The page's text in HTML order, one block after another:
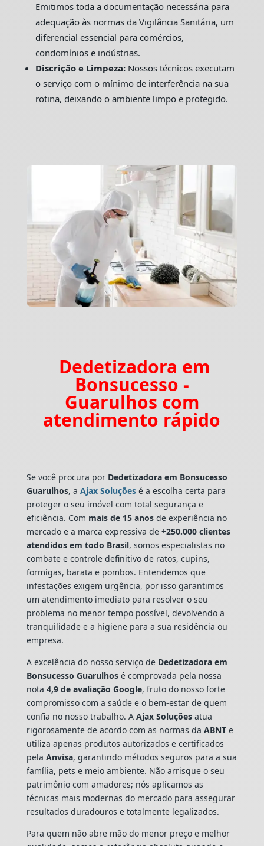
Emitimos toda a documentação necessária para
adequação às normas da Vigilância Sanitária, um
diferencial essencial para comércios,
condomínios e indústrias.
Discrição e Limpeza:Nossos técnicos executam
o serviço com o mínimo de interferência na sua
rotina, deixando o ambiente limpo e protegido.
Dedetizadora em
Bonsucesso -
Guarulhos com
atendimento rápido
Se você procura por Dedetizadora em Bonsucesso
Guarulhos, a Ajax Soluçõesé a escolha certa para
proteger o seu imóvel com total segurança e
eficiência. Com mais de 15 anosde experiência no
mercado e a marca expressiva de+250.000 clientes
atendidos em todo Brasil, somos especialistas no
combate e controle definitivo de ratos, cupins,
formigas, barata e pombos. Entendemos que
infestações exigem urgência, por isso garantimos
um atendimento imediato para resolver o seu
problema no menor tempo possível, devolvendo a
tranquilidade e a higiene para a sua residência ou
empresa.
A excelência do nosso serviço de Dedetizadora em
Bonsucesso Guarulhosé comprovada pela nossa
nota 4,9 de avaliação Google, fruto do nosso forte
compromisso com a saúde e o bem-estar de quem
confia no nosso trabalho. A Ajax Soluçõesatua
rigorosamente de acordo com as normas da ABNTe
utiliza apenas produtos autorizados e certificados
pela Anvisa, garantindo métodos seguros para a sua
família, pets e meio ambiente. Não arrisque o seu
patrimônio com amadores; nós aplicamos as
técnicas mais modernas do mercado para assegurar
resultados duradouros e totalmente legalizados.
Para quem não abre mão do menor preço e melhor